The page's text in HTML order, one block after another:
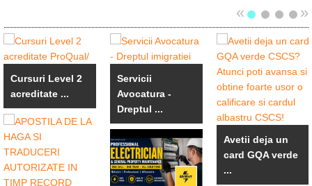
« »
Cursuri Level 2
acreditate ...
Servicii
Avocatura -
Dreptul ...
Avetii deja un
card GQA verde
...